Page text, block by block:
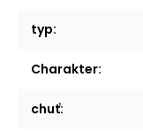
typ:
Charakter:
chuť: